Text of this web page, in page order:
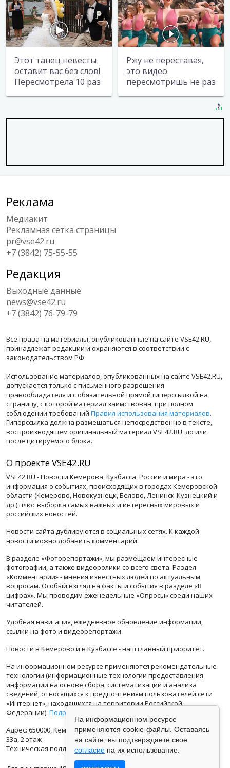
Этот танец невесты
оставит вас без слов!
Пересмотрела 10 раз
Ржу не переставая,
это видео
пересмотришь не раз
Реклама
Медиакит
Рекламная сетка страницы
pr@vse42.ru
+7 (3842) 75-55-55
Редакция
Выходные данные
news@vse42.ru
+7 (3842) 76-79-79
Все права на материалы, опубликованные на сайте VSE42.RU,
принадлежат редакции и охраняются в соответствии с
законодательством РФ.
Использование материалов, опубликованных на сайте VSE42.RU,
допускается только с письменного разрешения
правообладателя и с обязательной прямой гиперссылкой на
страницу, с которой материал заимствован, при полном
соблюдении требований Правил использования материалов.
Гиперссылка должна размещаться непосредственно в тексте,
воспроизводящем оригинальный материал VSE42.RU, до или
после цитируемого блока.
О проекте VSE42.RU
VSE42.RU - Новости Кемерова, Кузбасса, России и мира - это
информация о событиях, происходящих в городах Кемеровской
области (Кемерово, Новокузнецк, Белово, Ленинск-Кузнецкий и
др.) плюс выборка самых важных и интересных мировых и
российских новостей.
Новости сайта дублируются в социальных сетях. К каждой
новости можно добавить комментарий.
В разделе «Фоторепортажи», мы размещаем интересные
фотографии, а также видеоролики со всего света. Раздел
«Комментарии» - мнения известных людей по актуальным
вопросам. Особый взгляд на факты и события в разделе «В
цифрах». Мы проводим еженедельные «Опросы» среди наших
читателей.
Удобная навигация, ежедневное обновление информации,
ссылки на фото и видеорепортажи.
Новости в Кемерово и в Кузбассе - наш главный приоритет.
На информационном ресурсе применяются рекомендательные
технологии (информационные технологии предоставления
информации на основе сбора, систематизации и анализа
сведений, относящихся к предпочтениям пользователей сети
«Интернет», находящихся на территории Российской
Федерации). Подробная информация
Адрес: 650000, Кемеровская Область, г.Кемерово, ул.Кузбасская
33а, 2 этаж
Техническая поддержка: support@vse42.ru
На информационном ресурсе
применяются cookie-файлы. Оставаясь
на сайте, вы подтверждаете свое
согласие на их использование.